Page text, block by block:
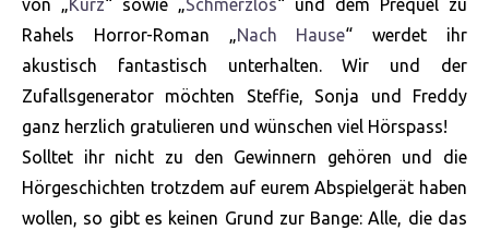
von „Kurz“ sowie „Schmerzlos“ und dem Prequel zu
Rahels Horror-Roman „Nach Hause“ werdet ihr
akustisch fantastisch unterhalten. Wir und der
Zufallsgenerator möchten Steffie, Sonja und Freddy
ganz herzlich gratulieren und wünschen viel Hörspass!
Solltet ihr nicht zu den Gewinnern gehören und die
Hörgeschichten trotzdem auf eurem Abspielgerät haben
wollen, so gibt es keinen Grund zur Bange: Alle, die das